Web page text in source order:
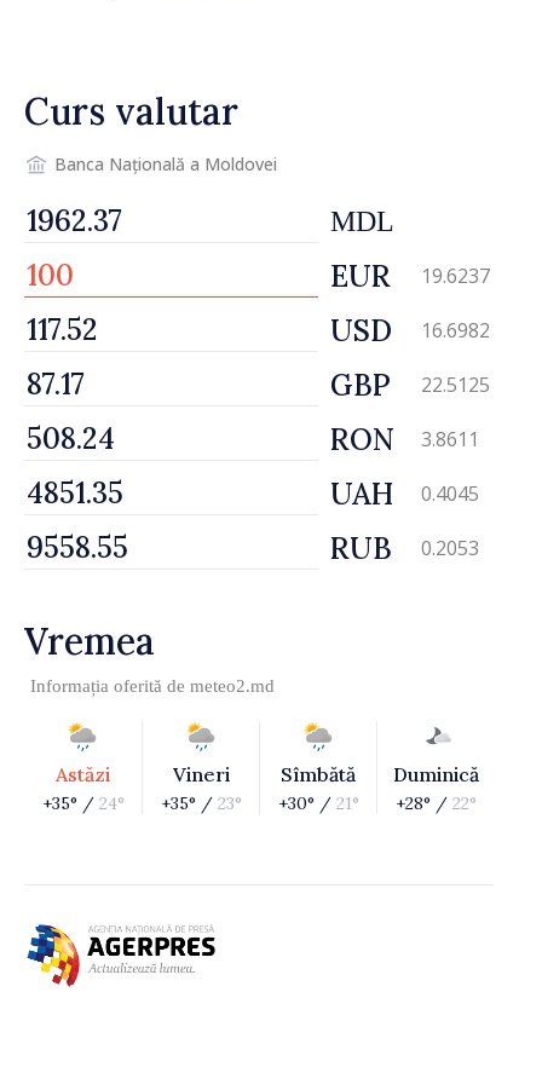
Curs valutar
Banca Națională a Moldovei
MDL
EUR 19.6237
USD 16.6982
GBP 22.5125
RON 3.8611
UAH 0.4045
RUB 0.2053
Vremea
Informația oferită de meteo2.md
Astăzi
+35° / 24°
Vineri
+35° / 23°
Sîmbătă
+30° / 21°
Duminică
+28° / 22°